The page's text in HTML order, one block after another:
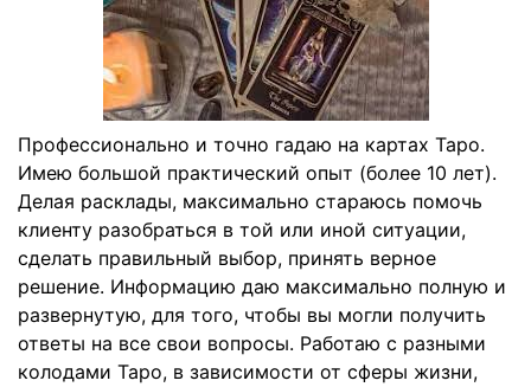
Профессионально и точно гадаю на картах Таро.
Имею большой практический опыт (более 10 лет).
Делая расклады, максимально стараюсь помочь
клиенту разобраться в той или иной ситуации,
сделать правильный выбор, принять верное
решение. Информацию даю максимально полную и
развернутую, для того, чтобы вы могли получить
ответы на все свои вопросы. Работаю с разными
колодами Таро, в зависимости от сферы жизни,